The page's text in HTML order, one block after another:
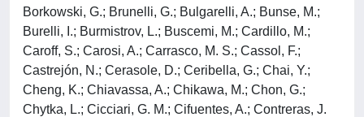
Borkowski, G.; Brunelli, G.; Bulgarelli, A.; Bunse, M.;
Burelli, I.; Burmistrov, L.; Buscemi, M.; Cardillo, M.;
Caroff, S.; Carosi, A.; Carrasco, M. S.; Cassol, F.;
Castrejón, N.; Cerasole, D.; Ceribella, G.; Chai, Y.;
Cheng, K.; Chiavassa, A.; Chikawa, M.; Chon, G.;
Chytka, L.; Cicciari, G. M.; Cifuentes, A.; Contreras, J.